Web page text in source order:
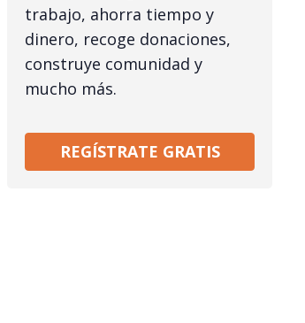
trabajo, ahorra tiempo y
dinero, recoge donaciones,
construye comunidad y
mucho más.
REGÍSTRATE GRATIS